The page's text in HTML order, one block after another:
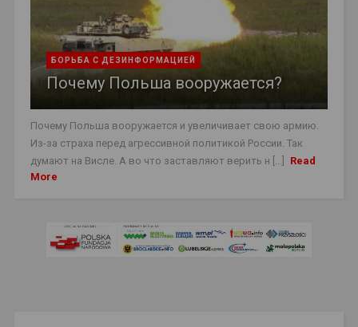
БОРЬБА С ДЕЗИНФОРМАЦИЕЙ
Почему Польша вооружается?
Почему Польша вооружается и увеличивает свою армию.
Из-за страха перед агрессивной политикой России. Так
думают на Висле. А во что заставляют верить н [...]
Read
More